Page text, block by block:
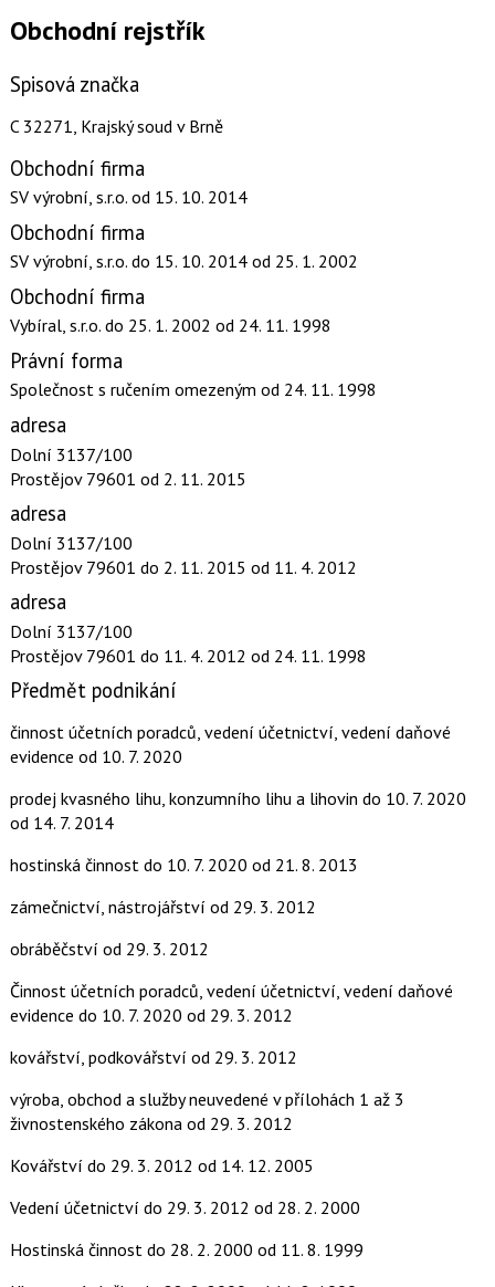
Obchodní rejstřík
Spisová značka
C 32271, Krajský soud v Brně
Obchodní firma
SV výrobní, s.r.o. od 15. 10. 2014
Obchodní firma
SV výrobní, s.r.o. do 15. 10. 2014od 25. 1. 2002
Obchodní firma
Vybíral, s.r.o. do 25. 1. 2002 od 24. 11. 1998
Právní forma
Společnost s ručením omezeným od 24. 11. 1998
adresa
Dolní 3137/100
Prostějov 79601 od 2. 11. 2015
adresa
Dolní 3137/100
Prostějov 79601 do 2. 11. 2015 od 11. 4. 2012
adresa
Dolní 3137/100
Prostějov 79601 do 11. 4. 2012 od 24. 11. 1998
Předmět podnikání
činnost účetních poradců, vedení účetnictví, vedení daňové
evidence od 10. 7. 2020
prodej kvasného lihu, konzumního lihu a lihovin do 10. 7. 2020
od 14. 7. 2014
hostinská činnost do 10. 7. 2020 od 21. 8. 2013
zámečnictví, nástrojářství od 29. 3. 2012
obráběčství od 29. 3. 2012
Činnost účetních poradců, vedení účetnictví, vedení daňové
evidence do 10. 7. 2020 od 29. 3. 2012
kovářství, podkovářství od 29. 3. 2012
výroba, obchod a služby neuvedené v přílohách 1 až 3
živnostenského zákona od 29. 3. 2012
Kovářství do 29. 3. 2012 od 14. 12. 2005
Vedení účetnictví do 29. 3. 2012 od 28. 2. 2000
Hostinská činnost do 28. 2. 2000 od 11. 8. 1999